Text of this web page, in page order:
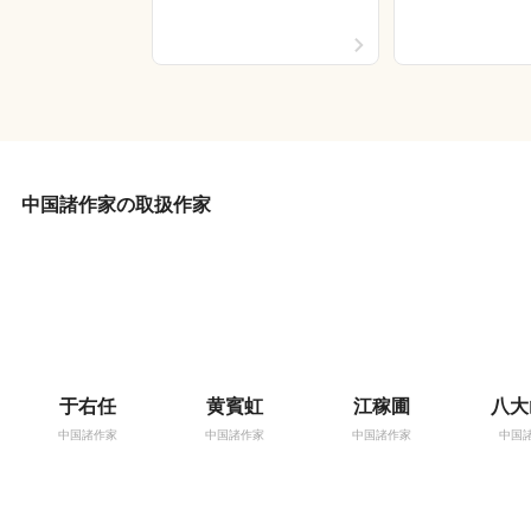
中国諸作家の取扱作家
于右任
中国諸作家
黄賓虹
中国諸作家
江稼圃
中国諸作家
八
中国